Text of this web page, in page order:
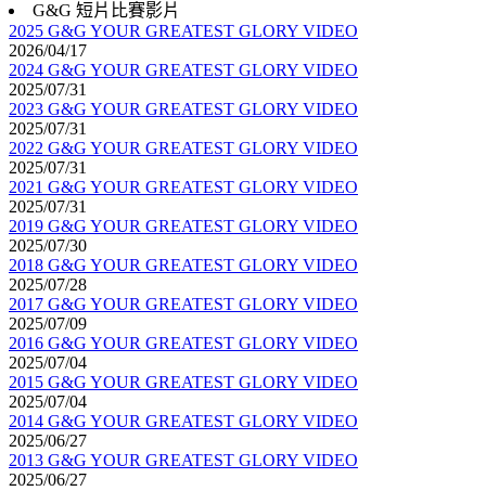
G&G 短片比賽影片
2025 G&G YOUR GREATEST GLORY VIDEO
2026/04/17
2024 G&G YOUR GREATEST GLORY VIDEO
2025/07/31
2023 G&G YOUR GREATEST GLORY VIDEO
2025/07/31
2022 G&G YOUR GREATEST GLORY VIDEO
2025/07/31
2021 G&G YOUR GREATEST GLORY VIDEO
2025/07/31
2019 G&G YOUR GREATEST GLORY VIDEO
2025/07/30
2018 G&G YOUR GREATEST GLORY VIDEO
2025/07/28
2017 G&G YOUR GREATEST GLORY VIDEO
2025/07/09
2016 G&G YOUR GREATEST GLORY VIDEO
2025/07/04
2015 G&G YOUR GREATEST GLORY VIDEO
2025/07/04
2014 G&G YOUR GREATEST GLORY VIDEO
2025/06/27
2013 G&G YOUR GREATEST GLORY VIDEO
2025/06/27